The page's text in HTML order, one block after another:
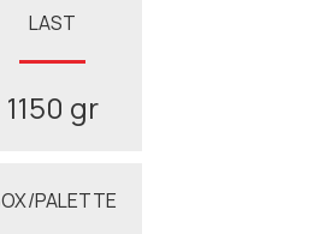
LAST
1150 gr
PALETTE